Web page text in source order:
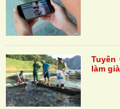
Tuyên
làm